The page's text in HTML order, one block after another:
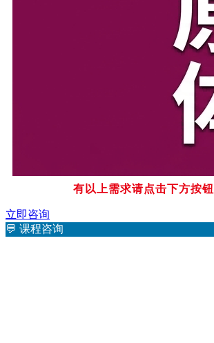
有以上需求请点击下方按钮
立即咨询
💬 课程咨询